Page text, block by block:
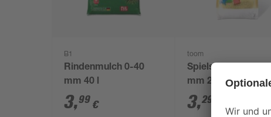
B1
Rindenmulch 0-40
mm 40 l
3,99 €
toom
Spielsand beige 0-2
mm 25 kg
3,29